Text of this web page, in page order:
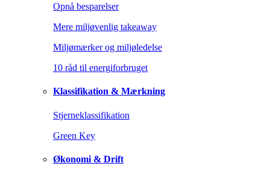
Opnå besparelser
Mere miljøvenlig takeaway
Miljømærker og miljøledelse
10 råd til energiforbruget
Klassifikation & Mærkning
Stjerneklassifikation
Green Key
Økonomi & Drift